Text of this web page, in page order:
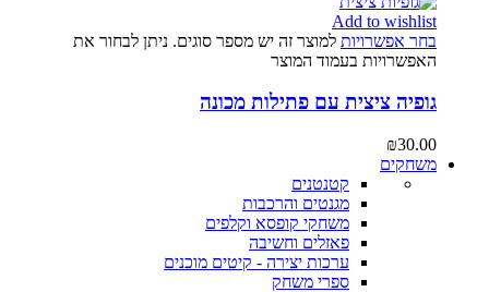
Add to wishlist
בחר אפשרויות למוצר זה יש מספר סוגים. ניתן לבחור את
האפשרויות בעמוד המוצר
גופיה ציצית עם פתילות מכונה
₪30.00
משחקים
קטנטנים
מגנטים והרכבות
משחקי קופסא וקלפים
פאזלים וחשיבה
ערכות יצירה - קיטים מוכנים
ספרי משחק